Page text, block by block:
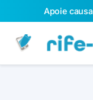
Apoie